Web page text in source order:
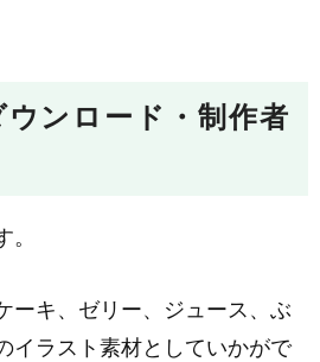
ンロード・制作者
。
ーキ、ゼリー、ジュース、ぶ
イラスト素材としていかがで